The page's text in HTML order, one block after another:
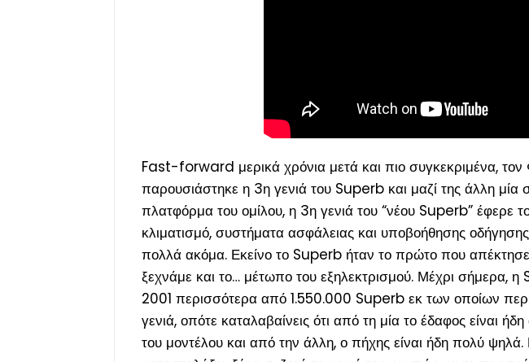
Fast-forward μερικά χρόνια μετά και πιο συγκεκριμένα, τον
παρουσιάστηκε η 3ηγενιά του Superb και μαζί της άλλη
πλατφόρμα του ομίλου, η 3ηγενιά του “νέου Superb” έφερε
κλιματισμό, συστήματα ασφάλειας και υποβοήθησης
πολλά ακόμα. Εκείνο το Superb ήταν το πρώτο που
ξεχνάμε και το… μέτωπο του εξηλεκτρισμού. Μέχρι σήμερα,
2001 περισσότερα από 1.550.000 Superb εκ των οποίων
γενιά, οπότε καταλαβαίνεις ότι από τη μία το έδαφος είναι
του μοντέλου και από την άλλη, ο πήχης είναι ήδη πολύ